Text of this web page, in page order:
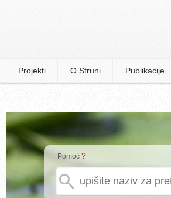
Projekti O Struni Publikacije
Pomoć ?